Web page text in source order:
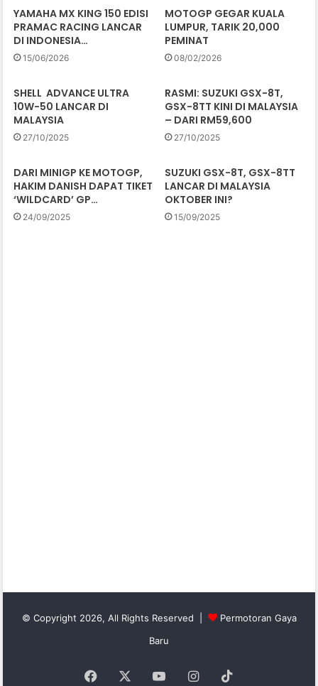
YAMAHA MX KING 150 EDISI
PRAMAC RACING LANCAR
DI INDONESIA…
15/06/2026
MOTOGP GEGAR KUALA
LUMPUR, TARIK 20,000
PEMINAT
08/02/2026
SHELL ADVANCE ULTRA
10W-50 LANCAR DI
MALAYSIA
27/10/2025
RASMI: SUZUKI GSX-8T,
GSX-8TT KINI DI MALAYSIA
– DARI RM59,600
27/10/2025
DARI MINIGP KE MOTOGP,
HAKIM DANISH DAPAT TIKET
‘WILDCARD’ GP…
24/09/2025
SUZUKI GSX-8T, GSX-8TT
LANCAR DI MALAYSIA
OKTOBER INI?
15/09/2025
© Copyright 2026, All Rights Reserved |
Permotoran Gaya
Baru
Facebook YouTubeInstagram